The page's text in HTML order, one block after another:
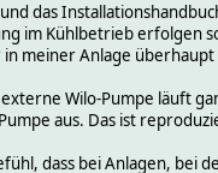
das
im Kühlbetrieb erfolgen
meiner Anlage
Wilo-Pumpe läuft
aus. Das ist
dass bei Anlagen,